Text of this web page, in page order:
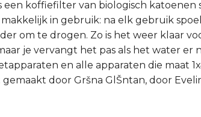
koffiefilter van biologisch katoenen
in gebruik: na elk gebruik
om te drogen. Zo is het weer klaar
je vervangt het pas als het water
en alle apparaten die maat
door Gršna GlŠntan, door